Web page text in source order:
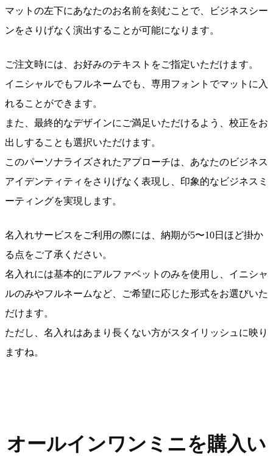
マットの左下にあなたのお名前を刻むことで、ビジネスシー
ンをさりげなく演出することが可能になります。
ご注文時には、お好みのテキストをご指定いただけます。
イニシャルでもフルネームでも、専用フォントでマットに入
れることができます。
また、最終的なデザインにご満足いただけるよう、校正をお
出しすることも選択いただけます。
このパーソナライズされたアプローチは、あなたのビジネス
アイデンティティをさりげなく表現し、印象的なビジネスミ
ーティングを実現します。
名入れサービスをご利用の際には、納期が5〜10日ほど掛か
る点をご了承ください。
名入れには基本的にアルファベットのみを使用し、イニシャ
ルのみやフルネームなど、ご希望に応じた形式をお選びいた
だけます。
ただし、名入れはあまり長くない方がスタイリッシュに映り
ますね。
オールインワンミニを購入い